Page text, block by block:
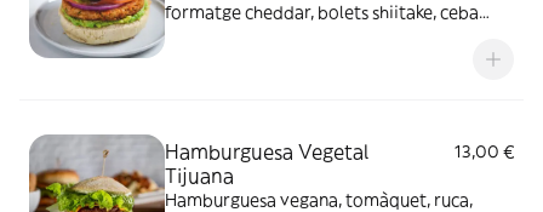
formatge cheddar, bolets shiitake, ceba
Hamburguesa Vegetal
Tijuana
13,00 €
Hamburguesa vegana, tomàquet, ruca,